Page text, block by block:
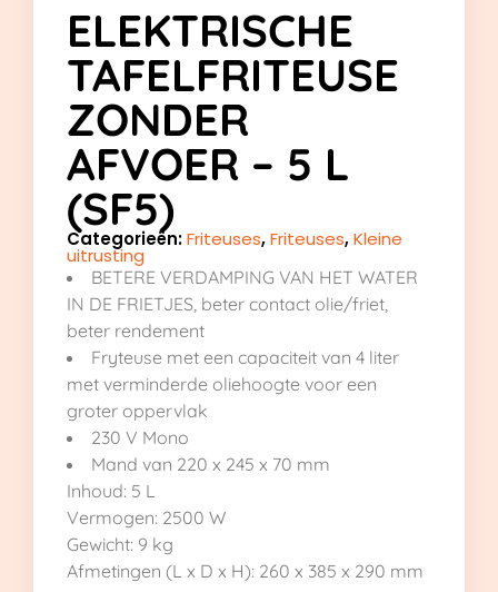
ELEKTRISCHE
TAFELFRITEUSE
ZONDER
AFVOER – 5 L
(SF5)
Categorieën:Friteuses,Friteuses,Kleine
uitrusting
BETERE VERDAMPING VAN HET WATER
IN DE FRIETJES, beter contact olie/friet,
beter rendement
Fryteuse met een capaciteit van 4 liter
met verminderde oliehoogte voor een
groter oppervlak
230 V Mono
Mand van 220 x 245 x 70 mm
Inhoud: 5 L
Vermogen: 2500 W
Gewicht: 9 kg
Afmetingen (L x D x H): 260 x 385 x 290 mm